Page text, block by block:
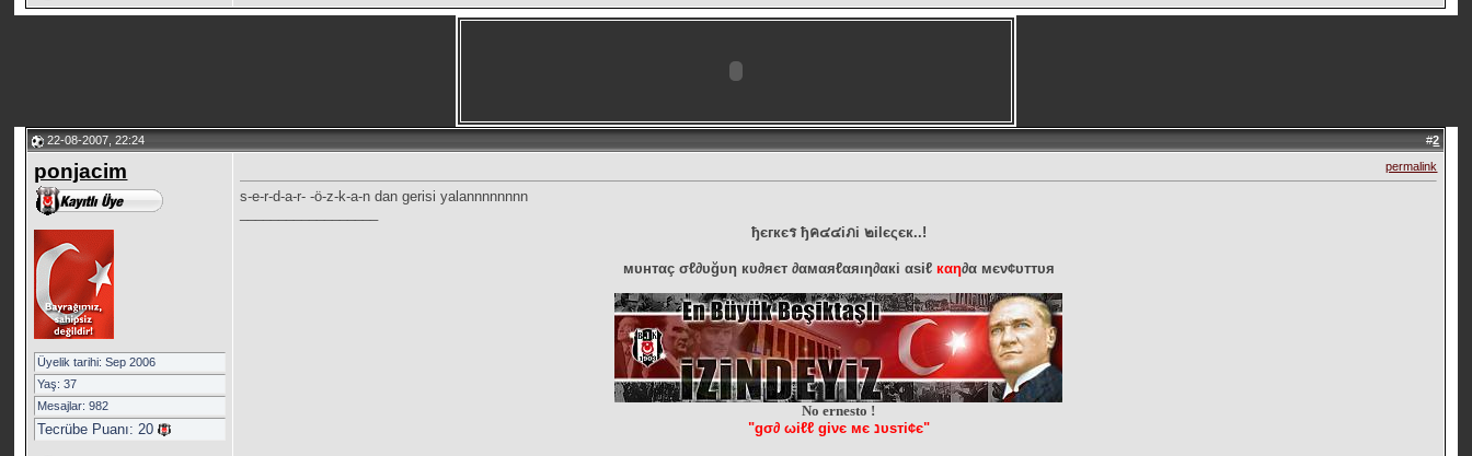
22-08-2007, 22:24 #2
ponjacim
Üyelik tarihi: Sep 2006
Yaş: 37
Mesajlar: 982
Tecrübe Puanı:20
permalink
s-e-r-d-a-r- -ö-z-k-a-n dan gerisi yalannnnnnnn
ђєгкєร ђค๔๔iภi ๒ilєςєк..!
мυнтαç σℓ∂υğυη кυ∂яєт ∂αмαяℓαяıη∂αкi αѕiℓ кαη∂α мєν¢υттυя
No ernesto !
"gσ∂ ωiℓℓ giνє мє נυѕтi¢є"